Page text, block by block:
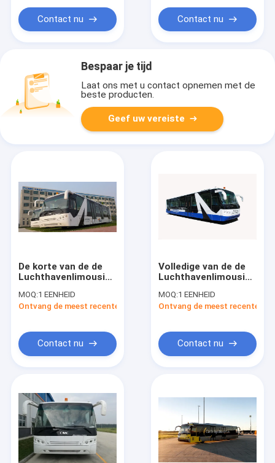
Contact nu Contact nu
Bespaar je tijd
Laat ons met u contact opnemen met de
beste producten.
Geef uw vereiste
De korte van de de
Luchthavenlimousine
Bus van de Busaero
gelijkwaardig aan
MOQ:1 EENHEID
Ontvang de meest recente Prijs
Contact nu
Volledige van de de
Luchthavenlimousine
Aluminiumlichaam
Bus 13895mm
×3000mm×3178mm
MOQ:1 EENHEID
Ontvang de meest recente
Contact nu